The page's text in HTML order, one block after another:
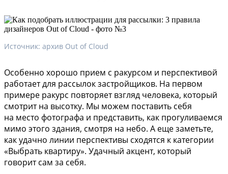
Источник: архив Out of Cloud
Особенно хорошо прием с ракурсом и перспективой
работает для рассылок застройщиков. На первом
примере ракурс повторяет взгляд человека, который
смотрит на высотку. Мы можем поставить себя
на место фотографа и представить, как прогуливаемся
мимо этого здания, смотря на небо. А еще заметьте,
как удачно линии перспективы сходятся к категории
«Выбрать квартиру». Удачный акцент, который
говорит сам за себя.